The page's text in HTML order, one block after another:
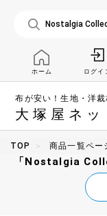
布が安い！生地・洋裁
大塚屋ネ
ホーム ログイ
TOP 商品一覧ペー
「Nostalgia